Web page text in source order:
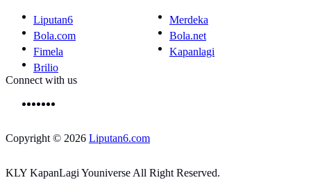
Liputan6
Merdeka
Bola.com
Bola.net
Fimela
Kapanlagi
Brilio
Connect with us
Copyright © 2026 Liputan6.com
KLY KapanLagi Youniverse All Right Reserved.